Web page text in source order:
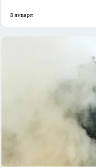
8 января